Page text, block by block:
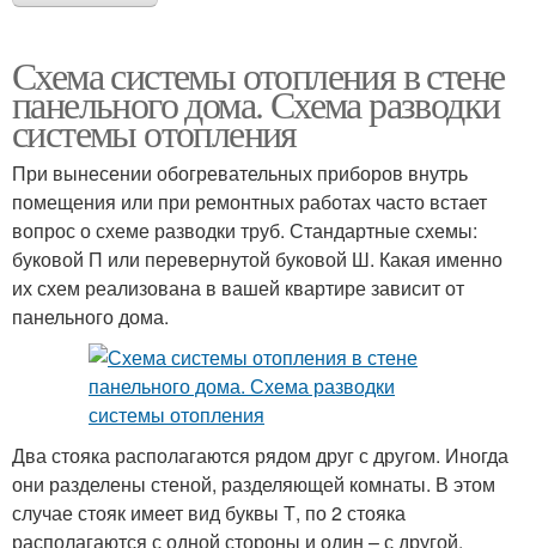
Схема системы отопления в стене
панельного дома. Схема разводки
системы отопления
При вынесении обогревательных приборов внутрь
помещения или при ремонтных работах часто встает
вопрос о схеме разводки труб. Стандартные схемы:
буковой П или перевернутой буковой Ш. Какая именно
их схем реализована в вашей квартире зависит от
панельного дома.
Два стояка располагаются рядом друг с другом. Иногда
они разделены стеной, разделяющей комнаты. В этом
случае стояк имеет вид буквы Т, по 2 стояка
располагаются с одной стороны и один – с другой.